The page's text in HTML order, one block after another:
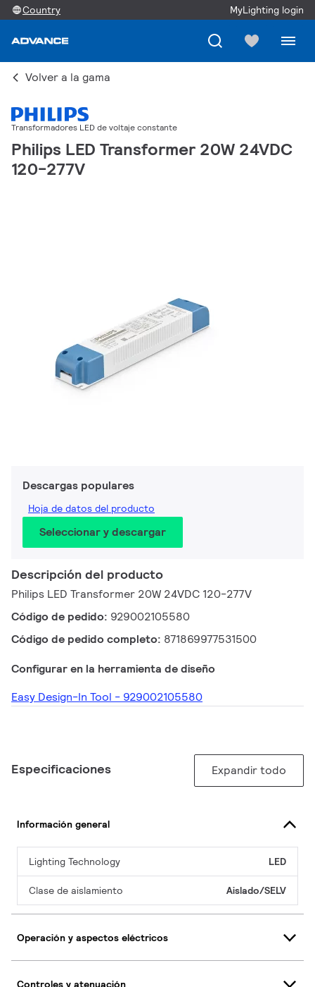
Country MyLighting login
Volver a la gama
Transformadores LED de voltaje constante
Philips LED Transformer 20W 24VDC
120-277V
Descargas populares
Hoja de datos del producto
Seleccionar y descargar
Descripción del producto
Philips LED Transformer 20W 24VDC 120-277V
Código de pedido: 929002105580
Código de pedido completo: 871869977531500
Configurar en la herramienta de diseño
Easy Design-In Tool - 929002105580
Especificaciones Expandir todo
Información general
Lighting Technology LED
Clase de aislamiento Aislado/SELV
Operación y aspectos eléctricos
Controles y atenuación